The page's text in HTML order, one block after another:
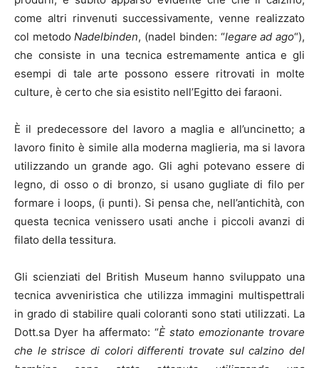
come altri rinvenuti successivamente, venne realizzato
col metodoNadelbinden, (nadel binden: “legare ad ago“),
che consiste in una tecnica estremamente antica e gli
esempi di tale arte possono essere ritrovati in molte
culture, è certo che sia esistito nell’Egitto dei faraoni.
È il predecessore del lavoro a maglia e all’uncinetto; a
lavoro finito è simile alla moderna maglieria, ma si lavora
utilizzando un grande ago. Gli aghi potevano essere di
legno, di osso o di bronzo, si usano gugliate di filo per
formare i loops, (i punti). Si pensa che, nell’antichità, con
questa tecnica venissero usati anche i piccoli avanzi di
filato della tessitura.
Gli scienziati del British Museum hanno sviluppato una
tecnica avveniristica che utilizza immagini multispettrali
in grado di stabilire quali coloranti sono stati utilizzati. La
Dott.sa Dyer ha affermato: “È stato emozionante trovare
che le strisce di colori differenti trovate sul calzino del